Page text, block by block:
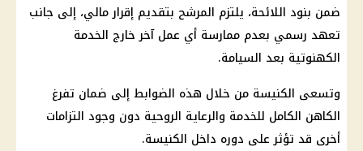
ضمن بنود اللائحة، يلتزم المرشح بتقديم إقرار مالي، إلى جانب
تعهد رسمي بعدم ممارسة أي عمل آخر خارج الخدمة
الكهنوتية بعد السيامة.
وتسعى الكنيسة من خلال هذه الضوابط إلى ضمان تفرغ
الكاهن الكامل للخدمة والرعاية الروحية دون وجود التزامات
أخرى قد تؤثر على دوره داخل الكنيسة.